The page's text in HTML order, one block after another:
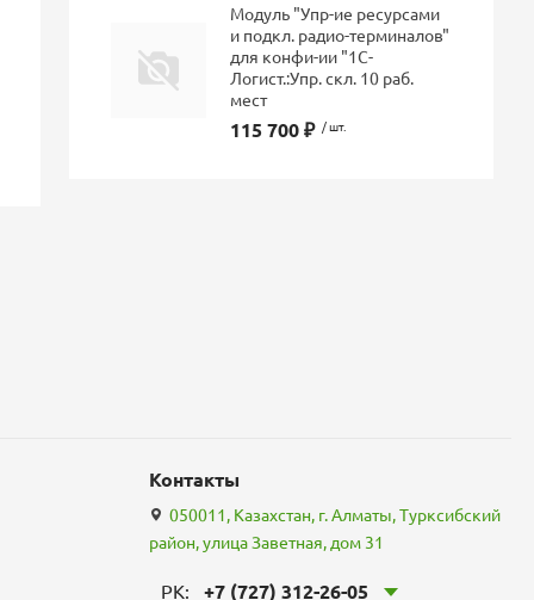
Модуль "Упр-ие ресурсами
и подкл. радио-терминалов"
для конфи-ии "1С-
Логист.:Упр. скл. 10 раб.
мест
115 700 ₽ / шт.
Контакты
050011, Казахстан, г. Алматы, Турксибский
район, улица Заветная, дом 31
РК: +7 (727) 312-26-05